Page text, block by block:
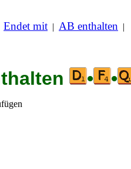
Endet mit | AB enthalten |
• •